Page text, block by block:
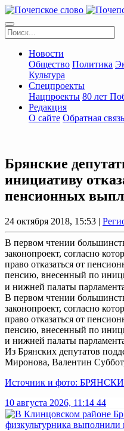
Новости
Общество Политика
Культура
Спецпроекты
Нацпроекты 80 лет
Редакция
О сайте Обратная связь
Брянские
инициативу
пенсионных
24 октября 2018, 15:53 |
В первом чтении
законопроект, согласно
право отказаться от
пенсию, внесенный по
и нижней палаты
В первом чтении
законопроект, согласно
право отказаться от
пенсию, внесенный по
и нижней палаты
Из Брянских депутатов
Миронова, Валентин
Источник и фото:
10 августа 2026, 11:14 44